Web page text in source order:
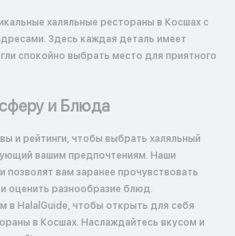
халяльные рестораны в Косшах с
Здесь каждая деталь имеет
спокойно выбрать место для приятного
и Блюда
и рейтинги, чтобы выбрать халяльный
вашим предпочтениям. Наши
позволят вам заранее прочувствовать
оценить разнообразие блюд.
в HalalGuide, чтобы открыть для себя
в Косшах. Наслаждайтесь вкусом и